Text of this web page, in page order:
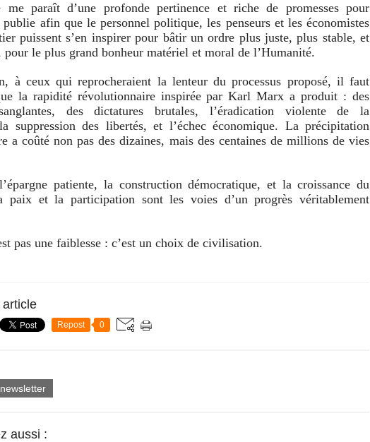
me paraît d’une profonde pertinence et riche de promesses pour
afin que le personnel politique, les penseurs et les économistes
puissent s’en inspirer pour bâtir un ordre plus juste, plus stable, et
le plus grand bonheur matériel et moral de l’Humanité.
à ceux qui reprocheraient la lenteur du processus proposé, il faut
la rapidité révolutionnaire inspirée par Karl Marx a produit : des
des dictatures brutales, l’éradication violente de la
suppression des libertés, et l’échec économique. La précipitation
a coûté non pas des dizaines, mais des centaines de millions de vies
patiente, la construction démocratique, et la croissance du
paix et la participation sont les voies d’un progrès véritablement
pas une faiblesse : c’est un choix de civilisation.
article
Repost 0
aussi :